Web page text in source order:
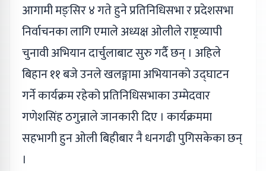
आगामी मङ्सिर ४ गते हुने प्रतिनिधिसभा र प्रदेशसभा
निर्वाचनका लागि एमाले अध्यक्ष ओलीले राष्ट्रव्यापी
चुनावी अभियान दार्चुलाबाट सुरु गर्दै छन् । अहिले
बिहान ११ बजे उनले खलङ्गामा अभियानको उद्घाटन
गर्ने कार्यक्रम रहेको प्रतिनिधिसभाका उम्मेदवार
गणेशसिंह ठगुन्नाले जानकारी दिए । कार्यक्रममा
सहभागी हुन ओली बिहीबार नै धनगढी पुगिसकेका छन्
।